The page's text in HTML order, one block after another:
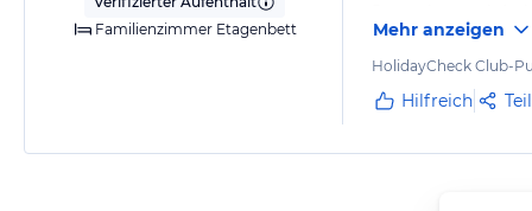
Familienzimmer Etagenbett
verschiedene
Besonders schön
Mehr anzeigen
HolidayCheck Club-
Hilfreich